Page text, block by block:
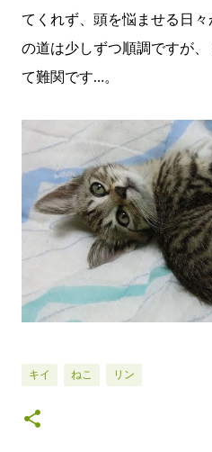
てくれず、頭を悩ませる日
の道は少しずつ順調ですが
て難関です…。
キイ ねこ リン